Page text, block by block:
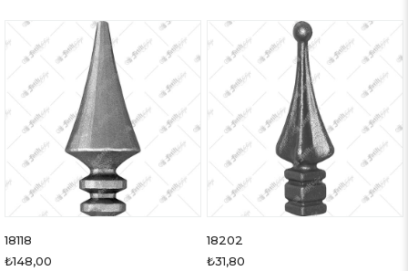
18118
₺148,00
18202
₺31,80